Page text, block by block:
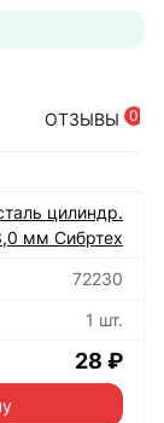
ОТЗЫВЫ 0
цилиндр.
мм Сибртех
72230
1 шт.
28 ₽